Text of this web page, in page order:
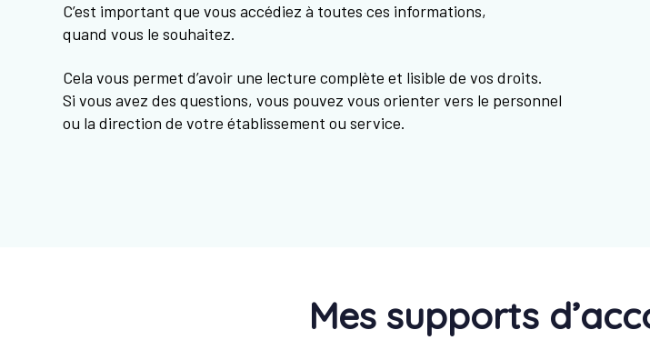
C’est important que vous accédiez à toutes ces informations,
quand vous le souhaitez.
Cela vous permet d’avoir une lecture complète et lisible de vos droits.
Si vous avez des questions, vous pouvez vous orienter vers le personnel
ou la direction de votre établissement ou service.
Mes supports